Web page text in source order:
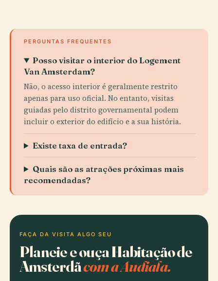
PERGUNTAS FREQUENTES
Posso visitar o interior do Logement
Van Amsterdam?
Não, o acesso interior é geralmente restrito
apenas para uso oficial. No entanto, visitas
guiadas pelo distrito governamental podem
incluir o exterior do edifício e a sua história.
Existe taxa de entrada?
Quais são as atrações próximas mais
recomendadas?
FAÇA DA VISITA ALGO SEU
Planeie e ouça Habitação de
Amsterdãcom a Audiala.